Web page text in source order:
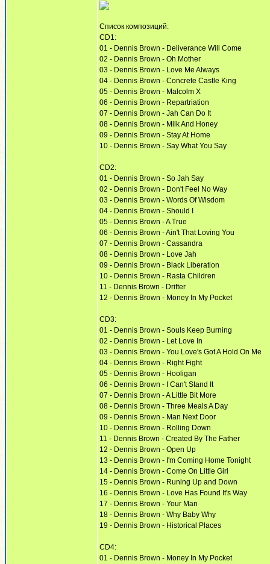
Список композиций:
CD1:
01 - Dennis Brown - Deliverance Will Come
02 - Dennis Brown - Oh Mother
03 - Dennis Brown - Love Me Always
04 - Dennis Brown - Concrete Castle King
05 - Dennis Brown - Malcolm X
06 - Dennis Brown - Repartriation
07 - Dennis Brown - Jah Can Do It
08 - Dennis Brown - Milk And Honey
09 - Dennis Brown - Stay At Home
10 - Dennis Brown - Say What You Say
CD2:
01 - Dennis Brown - So Jah Say
02 - Dennis Brown - Don't Feel No Way
03 - Dennis Brown - Words Of Wisdom
04 - Dennis Brown - Should I
05 - Dennis Brown - A True
06 - Dennis Brown - Ain't That Loving You
07 - Dennis Brown - Cassandra
08 - Dennis Brown - Love Jah
09 - Dennis Brown - Black Liberation
10 - Dennis Brown - Rasta Children
11 - Dennis Brown - Drifter
12 - Dennis Brown - Money In My Pocket
CD3:
01 - Dennis Brown - Souls Keep Burning
02 - Dennis Brown - Let Love In
03 - Dennis Brown - You Love's Got A Hold On Me
04 - Dennis Brown - Right Fight
05 - Dennis Brown - Hooligan
06 - Dennis Brown - I Can't Stand It
07 - Dennis Brown - A Little Bit More
08 - Dennis Brown - Three Meals A Day
09 - Dennis Brown - Man Next Door
10 - Dennis Brown - Rolling Down
11 - Dennis Brown - Created By The Father
12 - Dennis Brown - Open Up
13 - Dennis Brown - I'm Coming Home Tonight
14 - Dennis Brown - Come On Little Girl
15 - Dennis Brown - Runing Up and Down
16 - Dennis Brown - Love Has Found It's Way
17 - Dennis Brown - Your Man
18 - Dennis Brown - Why Baby Why
19 - Dennis Brown - Historical Places
CD4:
01 - Dennis Brown - Money In My Pocket